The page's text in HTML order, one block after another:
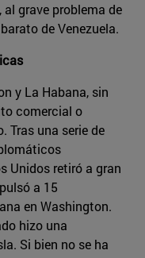
grave problema de
de Venezuela.
y La Habana, sin
comercial o
Tras una serie de
Unidos retiró a gran
a 15
en Washington.
hizo una
Si bien no se ha